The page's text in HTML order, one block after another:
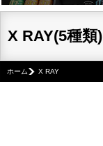
X RAY(5種類)
ホーム X RAY